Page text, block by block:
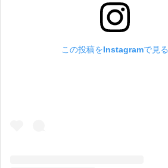
この投稿をInstagramで見る